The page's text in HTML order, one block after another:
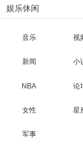
娱乐休闲
音乐 视
新闻 小
NBA 论
女性 星
军事